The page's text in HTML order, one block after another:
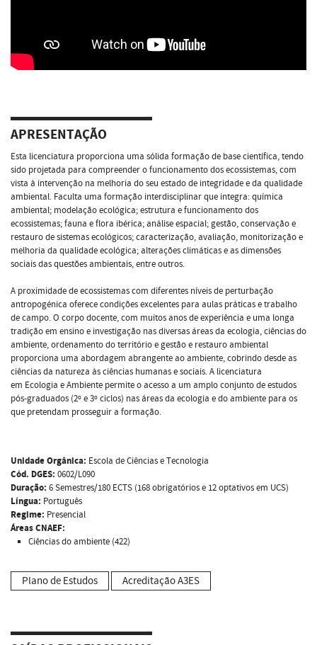
APRESENTAÇÃO
Esta licenciatura proporciona uma sólida formação de base científica, tendo
sido projetada para compreender o funcionamento dos ecossistemas, com
vista à intervenção na melhoria do seu estado de integridade e da qualidade
ambiental. Faculta uma formação interdisciplinar que integra: química
ambiental; modelação ecológica; estrutura e funcionamento dos
ecossistemas; fauna e flora ibérica; análise espacial; gestão, conservação e
restauro de sistemas ecológicos; caracterização, avaliação, monitorização e
melhoria da qualidade ecológica; alterações climáticas e as dimensões
sociais das questões ambientais, entre outros.
A proximidade de ecossistemas com diferentes níveis de perturbação
antropogénica oferece condições excelentes para aulas práticas e trabalho
de campo. O corpo docente, com muitos anos de experiência e uma longa
tradição em ensino e investigação nas diversas áreas da ecologia, ciências do
ambiente, ordenamento do território e gestão e restauro ambiental
proporciona uma abordagem abrangente ao ambiente, cobrindo desde as
ciências da natureza às ciências humanas e sociais. A licenciatura
em Ecologia e Ambiente permite o acesso a um amplo conjunto de estudos
pós-graduados (2º e 3º ciclos) nas áreas da ecologia e do ambiente para os
que pretendam prosseguir a formação.
Unidade Orgânica: Escola de Ciências e Tecnologia
Cód. DGES: 0602/L090
Duração: 6 Semestres/180 ECTS (168 obrigatórios e 12 optativos em UCS)
Língua: Português
Regime: Presencial
Áreas CNAEF:
Ciências do ambiente (422)
Plano de Estudos Acreditação A3ES